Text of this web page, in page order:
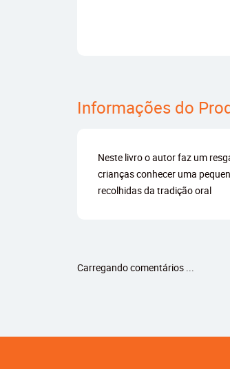
Informações do
Neste livro o autor faz um
crianças conhecer uma
recolhidas da tradição oral
Carregando comentários ...